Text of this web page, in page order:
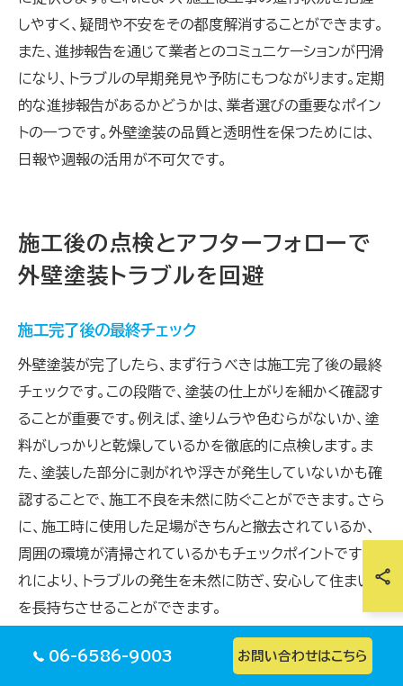
しやすく、疑問や不安をその都度解消することができます。
また、進捗報告を通じて業者とのコミュニケーションが円滑
になり、トラブルの早期発見や予防にもつながります。定期
的な進捗報告があるかどうかは、業者選びの重要なポイン
トの一つです。外壁塗装の品質と透明性を保つためには、
日報や週報の活用が不可欠です。
施工後の点検とアフターフォローで
外壁塗装トラブルを回避
施工完了後の最終チェック
外壁塗装が完了したら、まず行うべきは施工完了後の最終
チェックです。この段階で、塗装の仕上がりを細かく確認す
ることが重要です。例えば、塗りムラや色むらがないか、塗
料がしっかりと乾燥しているかを徹底的に点検します。ま
た、塗装した部分に剥がれや浮きが発生していないかも確
認することで、施工不良を未然に防ぐことができます。さら
に、施工時に使用した足場がきちんと撤去されているか、
周囲の環境が清掃されているかもチェックポイントです。こ
れにより、トラブルの発生を未然に防ぎ、安心して住まい
を長持ちさせることができます。
作業品質の確認と修正依頼
06-6586-9003 お問い合わせはこちら